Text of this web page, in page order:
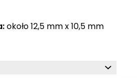
około 12,5 mm x 10,5 mm